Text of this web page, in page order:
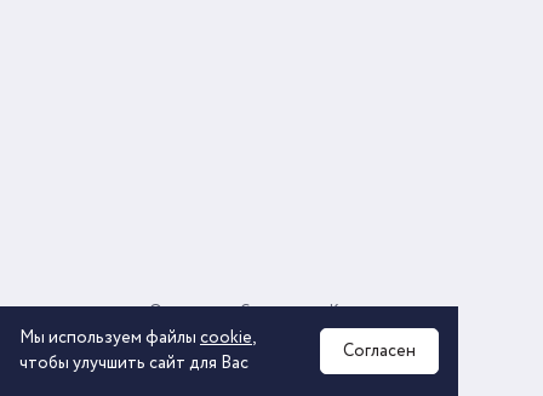
2026 © ООО «КОМОС ГРУПП» «Торговая компания»
О компании Соглашение
Политика обработки персональных данных
Контакты
Мы используем файлы cookie,
чтобы улучшить сайт для Вас
Согласен